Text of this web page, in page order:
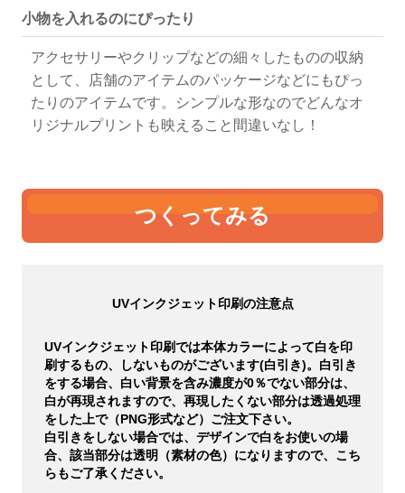
小物を入れるのにぴったり
アクセサリーやクリップなどの細々したものの収納
として、店舗のアイテムのパッケージなどにもぴっ
たりのアイテムです。シンプルな形なのでどんなオ
リジナルプリントも映えること間違いなし！
つくってみる
UVインクジェット印刷の注意点
UVインクジェット印刷では本体カラーによって白を印
刷するもの、しないものがございます(白引き)。白引き
をする場合、白い背景を含み濃度が0％でない部分は、
白が再現されますので、再現したくない部分は透過処理
をした上で（PNG形式など）ご注文下さい。
白引きをしない場合では、デザインで白をお使いの場
合、該当部分は透明（素材の色）になりますので、こち
らもご了承ください。